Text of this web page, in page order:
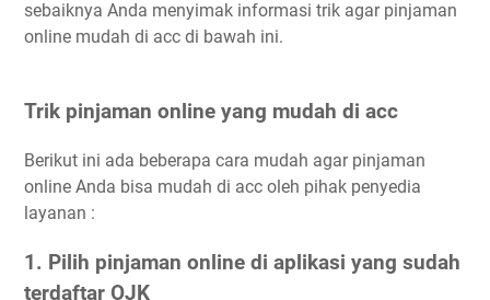
sebaiknya Anda menyimak informasi trik agar pinjaman
online mudah di acc di bawah ini.
Trik pinjaman online yang mudah di acc
Berikut ini ada beberapa cara mudah agar pinjaman
online Anda bisa mudah di acc oleh pihak penyedia
layanan :
1. Pilih pinjaman online di aplikasi yang sudah
terdaftar OJK